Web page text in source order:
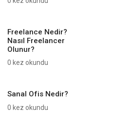
Freelance Nedir?
Nasıl Freelancer
Olunur?
0 kez okundu
Sanal Ofis Nedir?
0 kez okundu